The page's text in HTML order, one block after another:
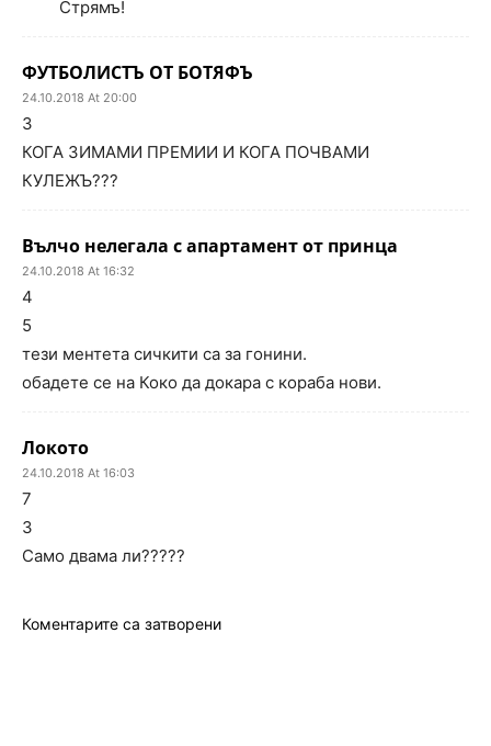
Стрямъ!
ФУТБОЛИСТЪ ОТ БОТЯФЪ
24.10.2018 At 20:00
3
КОГА ЗИМАМИ ПРЕМИИ И КОГА ПОЧВАМИ
КУЛЕЖЪ???
Вълчо нелегала с апартамент от принца
24.10.2018 At 16:32
4
5
тези ментета сичкити са за гонини.
обадете се на Коко да докара с кораба нови.
Локото
24.10.2018 At 16:03
7
3
Само двама ли?????
Коментарите са затворени